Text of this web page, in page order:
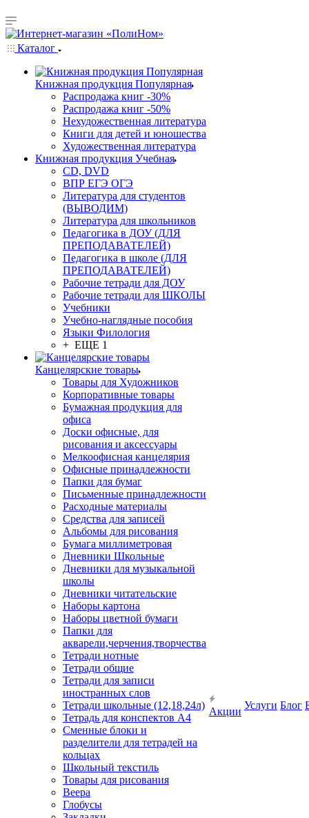
Каталог
Книжная продукция Популярная
Распродажа книг -30%
Распродажа книг -50%
Нехудожественная литература
Книги для детей и юношества
Художественная литература
Книжная продукция Учебная
CD, DVD
ВПР ЕГЭ ОГЭ
Литература для студентов
(ВЫВОДИМ)
Литература для школьников
Педагогика в ДОУ (ДЛЯ
ПРЕПОДАВАТЕЛЕЙ)
Педагогика в школе (ДЛЯ
ПРЕПОДАВАТЕЛЕЙ)
Рабочие тетради для ДОУ
Рабочие тетради для ШКОЛЫ
Учебники
Учебно-наглядные пособия
Языки Филология
+ ЕЩЕ 1
Канцелярские товары
Товары для Художников
Корпоративные товары
Бумажная продукция для
офиса
Доски офисные, для
рисования и аксессуары
Мелкоофисная канцелярия
Офисные принадлежности
Папки для бумаг
Письменные принадлежности
Расходные материалы
Средства для записей
Альбомы для рисования
Бумага миллиметровая
Дневники Школьные
Дневники для музыкальной
школы
Дневники читательские
Наборы картона
Наборы цветной бумаги
Папки для
акварели,черчения,творчества
Тетради нотные
Тетради общие
Тетради для записи
иностранных слов
Тетради школьные (12,18,24л)
Тетрадь для конспектов А4
Сменные блоки и
разделители для тетрадей на
кольцах
Школьный текстиль
Товары для рисования
Веера
Глобусы
Акции
Услуги Блог